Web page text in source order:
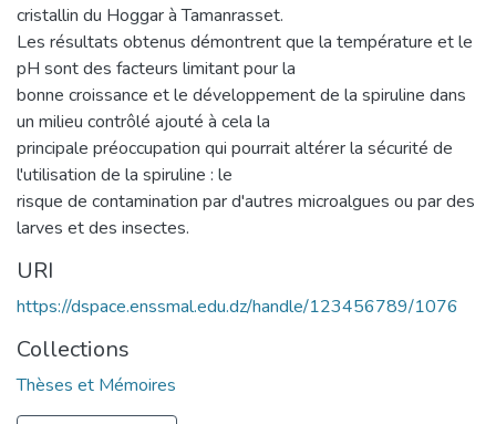
cristallin du Hoggar à Tamanrasset.
Les résultats obtenus démontrent que la température et le
pH sont des facteurs limitant pour la
bonne croissance et le développement de la spiruline dans
un milieu contrôlé ajouté à cela la
principale préoccupation qui pourrait altérer la sécurité de
l'utilisation de la spiruline : le
risque de contamination par d'autres microalgues ou par des
larves et des insectes.
URI
https://dspace.enssmal.edu.dz/handle/123456789/1076
Collections
Thèses et Mémoires